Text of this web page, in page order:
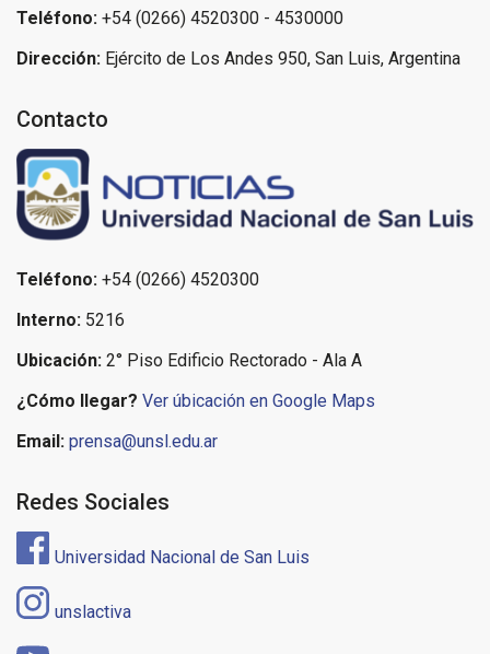
Teléfono: +54 (0266) 4520300 - 4530000
Dirección: Ejército de Los Andes 950, San Luis, Argentina
Contacto
Teléfono: +54 (0266) 4520300
Interno: 5216
Ubicación: 2° Piso Edificio Rectorado - Ala A
¿Cómo llegar? Ver úbicación en Google Maps
Email: prensa@unsl.edu.ar
Redes Sociales
Universidad Nacional de San Luis
unslactiva